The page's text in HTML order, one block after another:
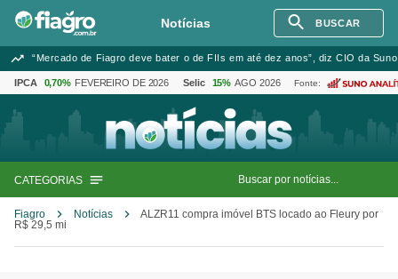
Notícias BUSCAR
“Mercado de Fiagro deve bater o de FIIs em até dez anos”, diz CIO da
IPCA 0,70% FEVEREIRO DE 2026 Selic 15% AGO 2026 Fonte:
CATEGORIAS
Fiagro Notícias
ALZR11 compra imóvel BTS locado ao Fleury por
R$ 29,5 mi